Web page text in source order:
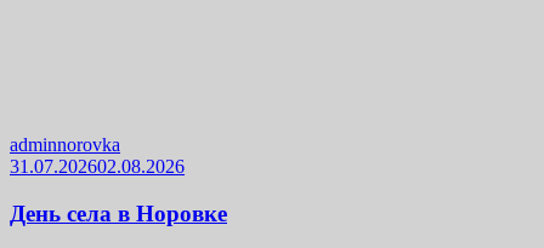
adminnorovka
31.07.202602.08.2026
День села в Норовке